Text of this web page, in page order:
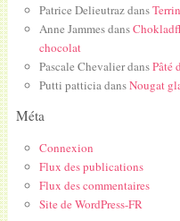
Patrice Delieutrazdans
Anne Jammesdans
chocolat
Pascale ChevalierdansPâté
Putti patticia dansNougat
Méta
Connexion
Flux des publications
Flux des commentaires
Site de WordPress-FR